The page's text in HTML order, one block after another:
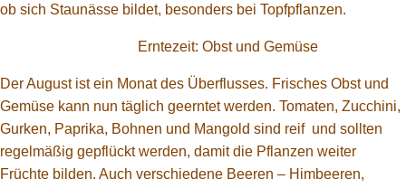
ob sich Staunässe bildet, besonders bei Topfpflanzen.
Erntezeit: Obst und Gemüse
Der August ist ein Monat des Überflusses. Frisches Obst und
Gemüse kann nun täglich geerntet werden. Tomaten, Zucchini,
Gurken, Paprika, Bohnen und Mangold sind reif und sollten
regelmäßig gepflückt werden, damit die Pflanzen weiter
Früchte bilden. Auch verschiedene Beeren – Himbeeren,